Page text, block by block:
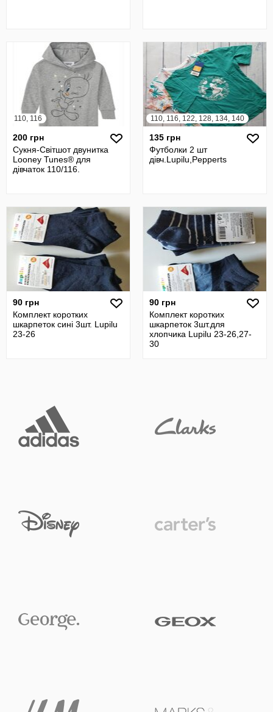
110, 116
200 грн
Сукня-Світшот двунитка
Looney Tunes® для
дівчаток 110/116.
110, 116, 122, 128, 134, 140
135 грн
Футболки 2 шт
дівч.Lupilu,Pepperts
90 грн
Комплект коротких
шкарпеток сині 3шт. Lupilu
23-26
90 грн
Комплект коротких
шкарпеток 3шт.для
хлопчика Lupilu 23-26,27-
30